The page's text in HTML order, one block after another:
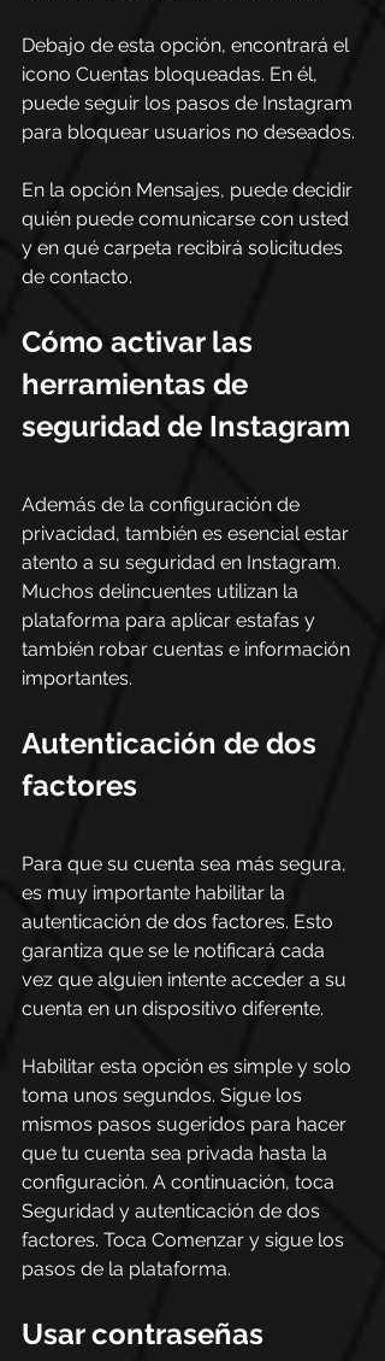
Debajo de esta opción, encontrará el
icono Cuentas bloqueadas. En él,
puede seguir los pasos de Instagram
para bloquear usuarios no deseados.
En la opción Mensajes, puede decidir
quién puede comunicarse con usted
y en qué carpeta recibirá solicitudes
de contacto.
Cómo activar las
herramientas de
seguridad de Instagram
Además de la configuración de
privacidad, también es esencial estar
atento a su seguridad en Instagram.
Muchos delincuentes utilizan la
plataforma para aplicar estafas y
también robar cuentas e información
importantes.
Autenticación de dos
factores
Para que su cuenta sea más segura,
es muy importante habilitar la
autenticación de dos factores. Esto
garantiza que se le notificará cada
vez que alguien intente acceder a su
cuenta en un dispositivo diferente.
Habilitar esta opción es simple y solo
toma unos segundos. Sigue los
mismos pasos sugeridos para hacer
que tu cuenta sea privada hasta la
configuración. A continuación, toca
Seguridad y autenticación de dos
factores. Toca Comenzar y sigue los
pasos de la plataforma.
Usar contraseñas